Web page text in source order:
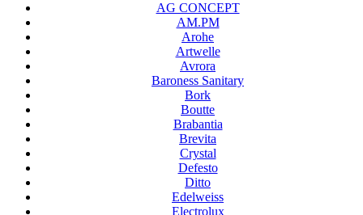
AG CONCEPT
AM.PM
Arohe
Artwelle
Avrora
Baroness Sanitary
Bork
Boutte
Brabantia
Brevita
Crystal
Defesto
Ditto
Edelweiss
Electrolux